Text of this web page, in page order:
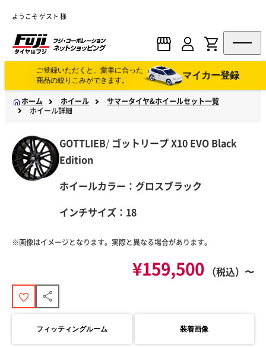
ようこそ ゲスト 様
ご登録いただくと、愛車に合った
商品の絞りこみができます。
マイカー登録
ホーム ホイール
サマータイヤ&ホイールセット一覧
ホイール詳細
GOTTLIEB/ ゴットリープX10 EVO Black
Edition
ホイールカラー：グロスブラック
インチサイズ：18
※画像はイメージとなります。実際と異なる場合があります。
¥159,500 （税込）〜
フィッティングルーム 装着画像